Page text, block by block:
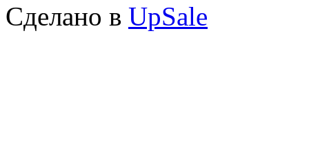
Cделано в UpSale